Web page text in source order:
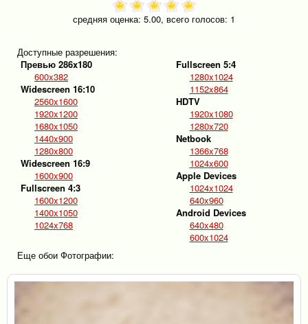
средняя оценка: 5.00, всего голосов: 1
Доступные разрешения:
Превью 286x180
600x382
Widescreen 16:10
2560x1600
1920x1200
1680x1050
1440x900
1280x800
Widescreen 16:9
1600x900
Fullscreen 4:3
1600x1200
1400x1050
1024x768
Fullscreen 5:4
1280x1024
1152x864
HDTV
1920x1080
1280x720
Netbook
1366x768
1024x600
Apple Devices
1024x1024
640x960
Android Devices
640x480
600x1024
Еще обои Фотографии: